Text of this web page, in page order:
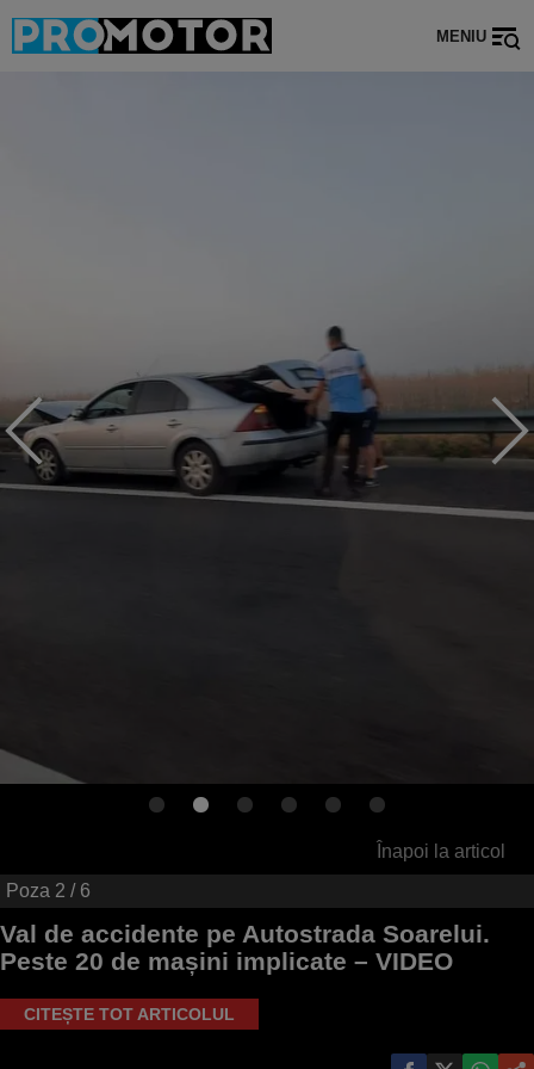
MENIU
Înapoi la articol
Poza 2 / 6
Val de accidente pe Autostrada Soarelui.
Peste 20 de mașini implicate – VIDEO
CITEȘTE TOT ARTICOLUL